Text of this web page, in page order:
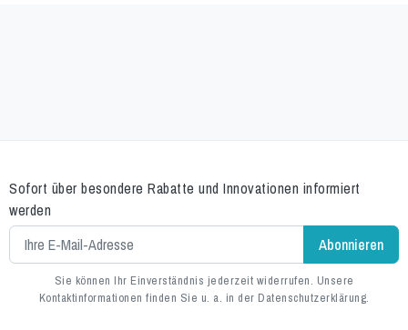
Sofort über besondere Rabatte und Innovationen informiert
werden
Sie können Ihr Einverständnis jederzeit widerrufen. Unsere
Kontaktinformationen finden Sie u. a. in der Datenschutzerklärung.